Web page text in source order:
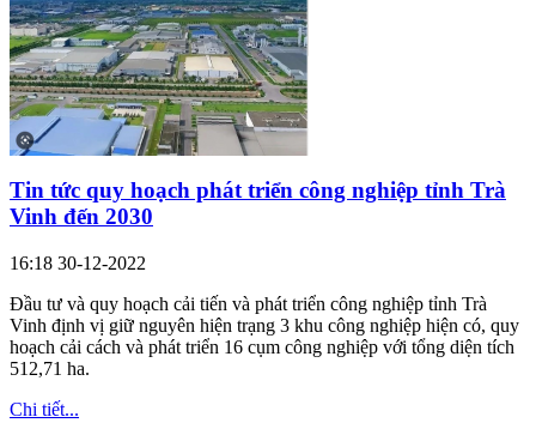
Tin tức quy hoạch phát triển công nghiệp tỉnh Trà
Vinh đến 2030
16:18 30-12-2022
Đầu tư và quy hoạch cải tiến và phát triển công nghiệp tỉnh Trà
Vinh định vị giữ nguyên hiện trạng 3 khu công nghiệp hiện có, quy
hoạch cải cách và phát triển 16 cụm công nghiệp với tổng diện tích
512,71 ha.
Chi tiết...